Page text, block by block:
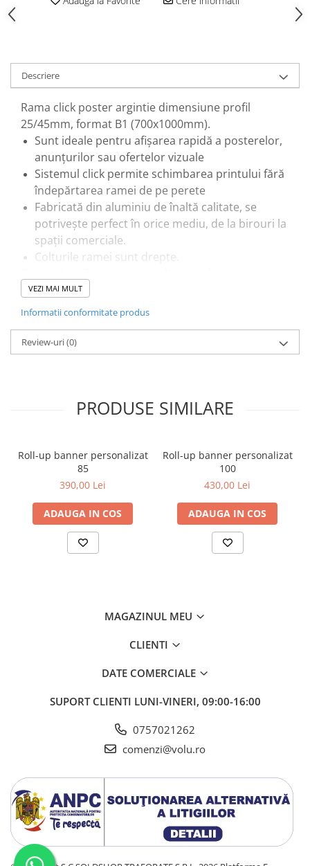
Descriere
Rama click poster argintie dimensiune profil
25/45mm, format B1 (700x1000mm).
Sunt ideale pentru afișarea rapidă a posterelor,
anunțurilor sau ofertelor vizuale
Sistemul click permite schimbarea printului fără
îndepărtarea ramei de pe perete
Fabricată din aluminiu de înaltă calitate, se
potrivește perfect în orice mediu, de la birouri la
spații comerciale.
Colturile ramei sunt drepte.
cerințele tale și pentru a primi o ofertă
personalizată.
comandă acum
beneficia de un produs de înaltă calitate, perfect
adaptat nevoilor tale de promovare!
Whatsapp: 0757 021 262
comenzi@volu.ro
VEZI MAI MULT
Informatii conformitate produs
Review-uri(0)
PRODUSE SIMILARE
Roll-up banner personalizat
85
390,00 Lei
ADAUGA IN COS
Roll-up banner personalizat
100
430,00 Lei
ADAUGA IN COS
MAGAZINUL MEU
CLIENTI
DATE COMERCIALE
SUPORT CLIENTI LUNI-VINERI, 09:00-16:00
0757021262
comenzi@volu.ro